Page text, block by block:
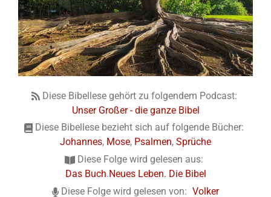
Diese Bibellese gehört zu folgendem Podcast:
Unser Großer - die ganze Bibel
Diese Bibellese bezieht sich auf folgende Bücher:
Johannes, Mose, Psalmen, Sprüche
Diese Folge wird gelesen aus:
Das Buch.Neues Leben. Die Bibel
Diese Folge wird gelesen von: Volker